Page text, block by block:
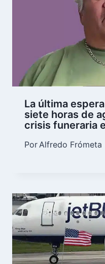
La última
siete horas de
crisis funeraria
PorAlfredo Frómeta